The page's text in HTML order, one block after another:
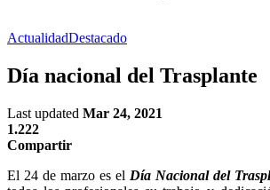
ActualidadDestacado
Día nacional del Trasplante
Last updated Mar 24, 2021
1.222
Compartir
El 24 de marzo es el Día Nacional del